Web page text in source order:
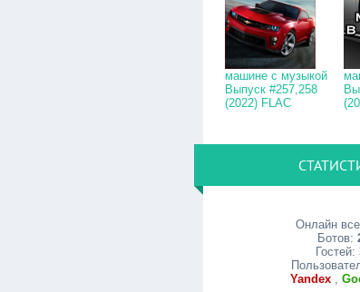
машине с музыкой
Выпуск #257,258
(2022) FLAC
Онлайн
Ботов:
Гостей:
Yandex ,